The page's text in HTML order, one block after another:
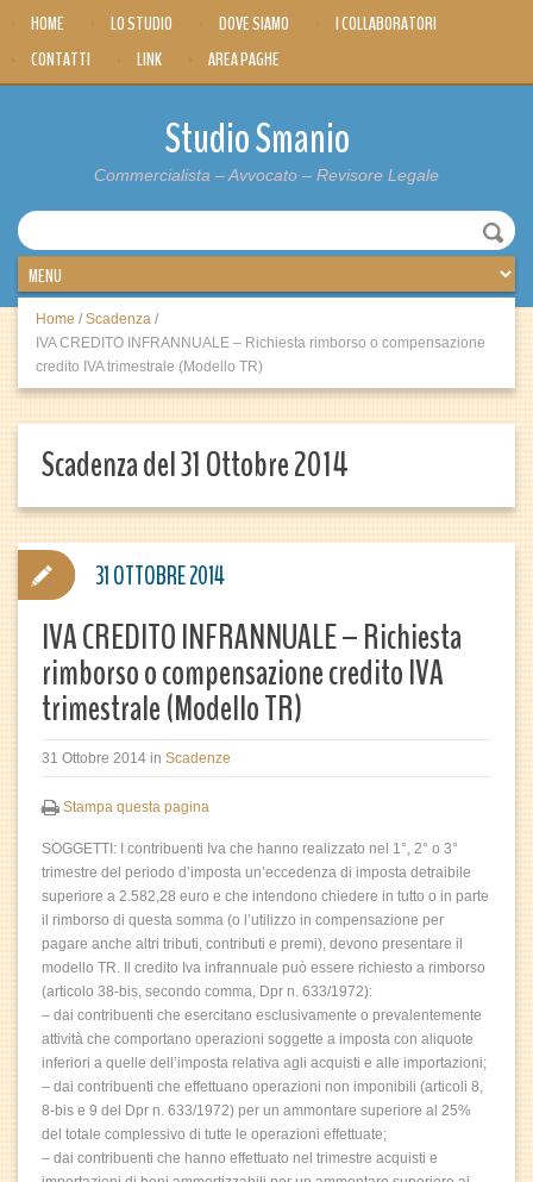
HOME LO STUDIO DOVE SIAMO
I COLLABORATORI
CONTATTI
LINK AREA PAGHE
Studio Smanio
Commercialista – Avvocato – Revisore Legale
Home / Scadenza /
IVA CREDITO INFRANNUALE – Richiesta rimborso o compensazione
credito IVA trimestrale (Modello TR)
Scadenza del 31 Ottobre 2014
IVA CREDITO INFRANNUALE – Richiesta
rimborso o compensazione credito IVA
trimestrale (Modello TR)
31 Ottobre 2014 in Scadenze
Stampa questa pagina
SOGGETTI: I contribuenti Iva che hanno realizzato nel 1°, 2° o 3°
trimestre del periodo d’imposta un’eccedenza di imposta detraibile
superiore a 2.582,28 euro e che intendono chiedere in tutto o in parte
il rimborso di questa somma (o l’utilizzo in compensazione per
pagare anche altri tributi, contributi e premi), devono presentare il
modello TR. Il credito Iva infrannuale può essere richiesto a rimborso
(articolo 38-bis, secondo comma, Dpr n. 633/1972):
– dai contribuenti che esercitano esclusivamente o prevalentemente
attività che comportano operazioni soggette a imposta con aliquote
inferiori a quelle dell’imposta relativa agli acquisti e alle importazioni;
– dai contribuenti che effettuano operazioni non imponibili (articoli 8,
8-bis e 9 del Dpr n. 633/1972) per un ammontare superiore al 25%
del totale complessivo di tutte le operazioni effettuate;
– dai contribuenti che hanno effettuato nel trimestre acquisti e
31 OTTOBRE 2014